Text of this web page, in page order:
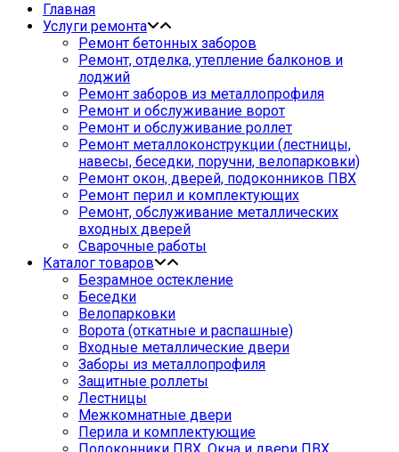
Главная
Услуги ремонта
Ремонт бетонных заборов
Ремонт, отделка, утепление балконов и
лоджий
Ремонт заборов из металлопрофиля
Ремонт и обслуживание ворот
Ремонт и обслуживание роллет
Ремонт металлоконструкции (лестницы,
навесы, беседки, поручни, велопарковки)
Ремонт окон, дверей, подоконников ПВХ
Ремонт перил и комплектующих
Ремонт, обслуживание металлических
входных дверей
Сварочные работы
Каталог товаров
Безрамное остекление
Беседки
Велопарковки
Ворота (откатные и распашные)
Входные металлические двери
Заборы из металлопрофиля
Защитные роллеты
Лестницы
Межкомнатные двери
Перила и комплектующие